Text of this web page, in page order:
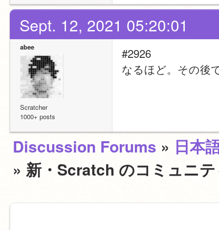
Sept. 12, 2021 05:20:01
abee
Scratcher
1000+ posts
#2926
なるほど。その後
Discussion Forums » 日本
» 新・Scratch のコミュニ